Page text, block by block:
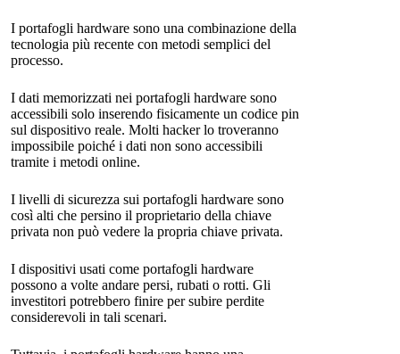
I portafogli hardware sono una combinazione della
tecnologia più recente con metodi semplici del
processo.
I dati memorizzati nei portafogli hardware sono
accessibili solo inserendo fisicamente un codice pin
sul dispositivo reale. Molti hacker lo troveranno
impossibile poiché i dati non sono accessibili
tramite i metodi online.
I livelli di sicurezza sui portafogli hardware sono
così alti che persino il proprietario della chiave
privata non può vedere la propria chiave privata.
I dispositivi usati come portafogli hardware
possono a volte andare persi, rubati o rotti. Gli
investitori potrebbero finire per subire perdite
considerevoli in tali scenari.